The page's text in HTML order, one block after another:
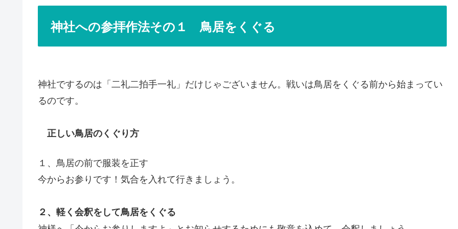
神社への参拝作法その１ 鳥居をくぐる
神社でするのは「二礼二拍手一礼」だけじゃございません。戦いは鳥居をくぐる前から始まってい
るのです。
正しい鳥居のくぐり方
１、鳥居の前で服装を正す
今からお参りです！気合を入れて行きましょう。
２、軽く会釈をして鳥居をくぐる